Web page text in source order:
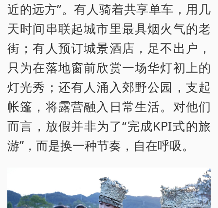
近的远方”。有人骑着共享单车，用几
天时间串联起城市里最具烟火气的老
街；有人预订城景酒店，足不出户，
只为在落地窗前欣赏一场华灯初上的
灯光秀；还有人涌入郊野公园，支起
帐篷，将露营融入日常生活。对他们
而言，放假并非为了“完成KPI式的旅
游”，而是换一种节奏，自在呼吸。